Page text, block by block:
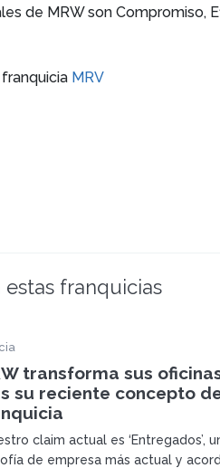
de MRW son Compromiso,
MRV
franquicias
transforma sus
su reciente concepto
claim actual es ‘Entregados’,
de empresa más actual y